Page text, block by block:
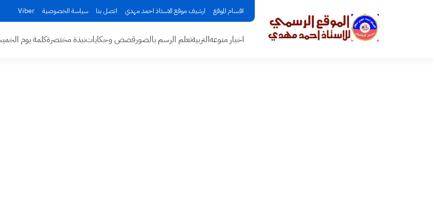
اقسام الموقع ارشيف موقع الاستاذ احمد مهدي اتصل بنا سياسة الخصوصية Viber
اخبار منوعهالتربيةتعلم الرسم بالصورقصص وحكاياتنبذة مختصرةكلمة يوم